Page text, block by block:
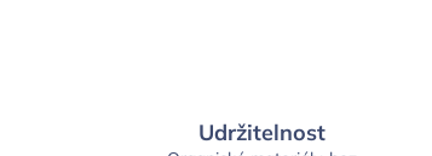
Udržitelnost